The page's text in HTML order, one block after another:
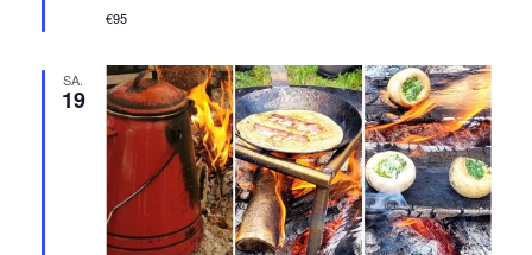
I
C
H
T
€95
SA.
19